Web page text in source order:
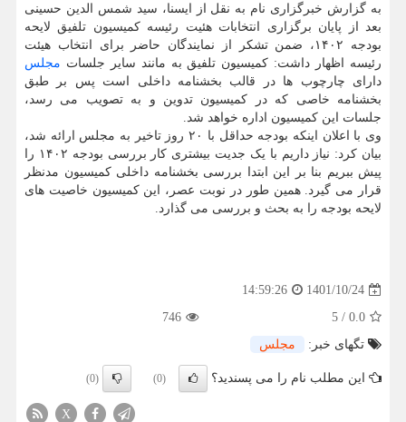
به گزارش خبرگزاری نام به نقل از ایسنا، سید شمس الدین حسینی
بعد از پایان برگزاری انتخابات هئیت رئیسه کمیسیون تلفیق لایحه
بودجه ۱۴۰۲، ضمن تشکر از نمایندگان حاضر برای انتخاب هیئت
رئیسه اظهار داشت: کمیسیون تلفیق به مانند سایر جلسات مجلس
دارای چارچوب ها در قالب بخشنامه داخلی است پس بر طبق
بخشنامه خاصی که در کمیسیون تدوین و به تصویب می رسد،
جلسات این کمیسیون اداره خواهد شد.
وی با اعلان اینکه بودجه حداقل با ۲۰ روز تاخیر به مجلس ارائه شد،
بیان کرد: نیاز داریم با یک جدیت بیشتری کار بررسی بودجه ۱۴۰۲ را
پیش ببریم بنا بر این ابتدا بررسی بخشنامه داخلی کمیسیون مدنظر
قرار می گیرد. همین طور در نوبت عصر، این کمیسیون خاصیت های
لایحه بودجه را به بحث و بررسی می گذارد.
1401/10/24
14:59:26
0.0
/
5
746
تگهای خبر:
مجلس
این مطلب نام را می پسندید؟ (0)
(0)
X